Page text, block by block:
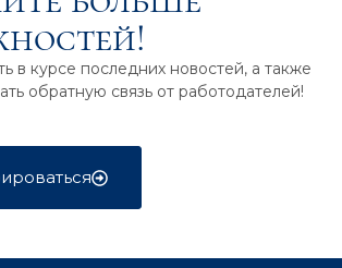
в курсе последних новостей, а также
обратную связь от работодателей!